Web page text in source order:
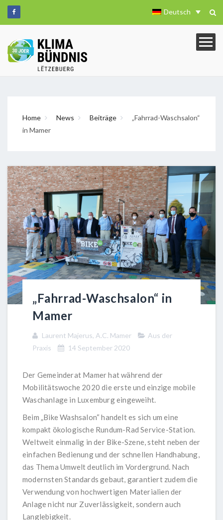
Deutsch
Home News Beiträge
„Fahrrad-Waschsalon“
in Mamer
„Fahrrad-Waschsalon“ in
Mamer
Laurent Majerus, A.C. Mamer
Aus der
Praxis
14 September 2020
Der Gemeinderat Mamer hat während der
Mobilitätswoche 2020 die erste und einzige mobile
Waschanlage in Luxemburg eingeweiht.
Beim „Bike Washsalon“ handelt es sich um eine
kompakt ökologische Rundum-Rad Service-Station.
Weltweit einmalig in der Bike-Szene, steht neben der
einfachen Bedienung und der schnellen Handhabung,
das Thema Umwelt deutlich im Vordergrund. Nach
modernsten Standards gebaut, garantiert zudem die
Verwendung von hochwertigen Materialien der
Anlage nicht nur Zuverlässigkeit, sondern auch
Langlebigkeit.